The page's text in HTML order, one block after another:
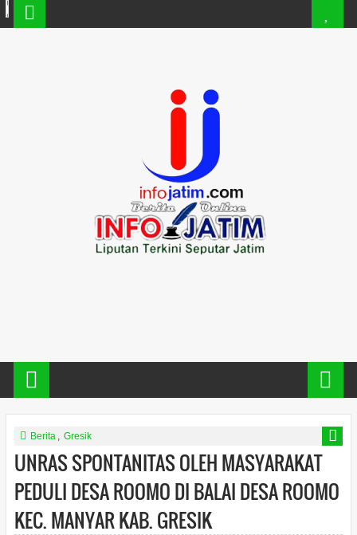
Berita , Gresik
UNRAS SPONTANITAS OLEH MASYARAKAT
PEDULI DESA ROOMO DI BALAI DESA ROOMO
KEC. MANYAR KAB. GRESIK